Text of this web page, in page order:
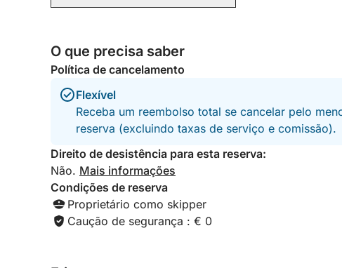
buscam um dia inesquecível no mar. Além disso,
voltaremos.
O que precisa saber
Política de cancelamento
Flexível
Receba um reembolso total se cancelar pelo
reserva (excluindo taxas de serviço e comissão).
Direito de desistência para esta reserva:
Não. Mais informações
Condições de reserva
Proprietário como skipper
Caução de segurança : € 0